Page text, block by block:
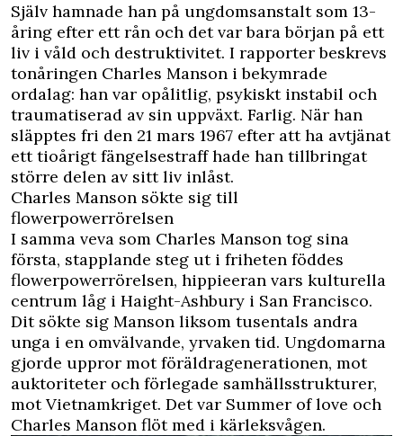
Själv hamnade han på ungdomsanstalt som 13-
åring efter ett rån och det var bara början på ett
liv i våld och destruktivitet. I rapporter beskrevs
tonåringen Charles Manson i bekymrade
ordalag: han var opålitlig, psykiskt instabil och
traumatiserad av sin uppväxt. Farlig. När han
släpptes fri den 21 mars 1967 efter att ha avtjänat
ett tioårigt fängelsestraff hade han tillbringat
större delen av sitt liv inlåst.
Charles Manson sökte sig till
flowerpowerrörelsen
I samma veva som Charles Manson tog sina
första, stapplande steg ut i friheten föddes
flowerpowerrörelsen, hippieeran vars kulturella
centrum låg i Haight-Ashbury i San Francisco.
Dit sökte sig Manson liksom tusentals andra
unga i en omvälvande, yrvaken tid. Ungdomarna
gjorde uppror mot föräldragenerationen, mot
auktoriteter och förlegade samhällsstrukturer,
mot Vietnamkriget. Det var Summer of love och
Charles Manson flöt med i kärleksvågen.